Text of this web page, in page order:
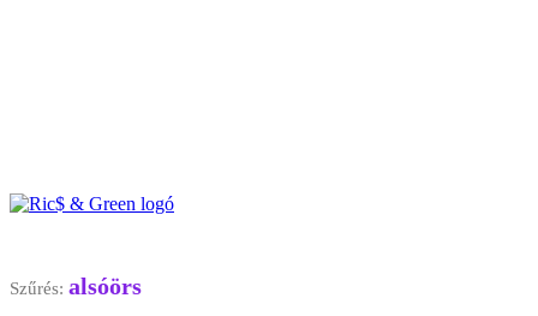
Szűrés: alsóörs